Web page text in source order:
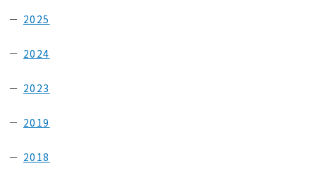
2025
2024
2023
2019
2018